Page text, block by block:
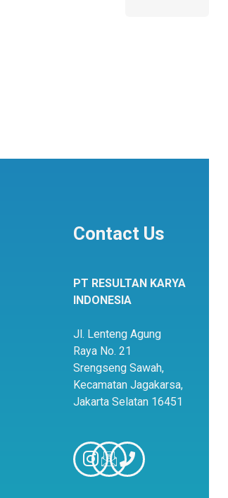
Contact Us
PT RESULTAN KARYA
INDONESIA
Jl. Lenteng Agung
Raya No. 21
Srengseng Sawah,
Kecamatan Jagakarsa,
Jakarta Selatan 16451